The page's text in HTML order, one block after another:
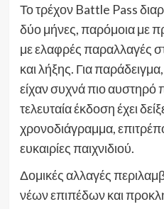
Το τρέχον Battle Pass
δύο μήνες, παρόμοια με
με ελαφρές παραλλαγές
και λήξης. Για
είχαν συχνά πιο
τελευταία έκδοση έχει
χρονοδιάγραμμα,
ευκαιρίες παιχνιδιού.
Δομικές αλλαγές
νέων επιπέδων και